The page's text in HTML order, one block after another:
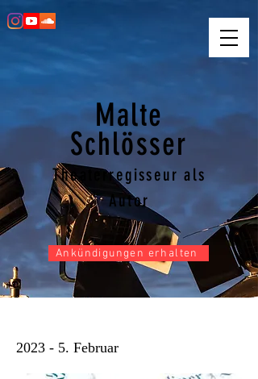
Malte
Schlösser
Theaterregisseur als
Autor
Ankündigungen erhalten
2023 - 5. Februar